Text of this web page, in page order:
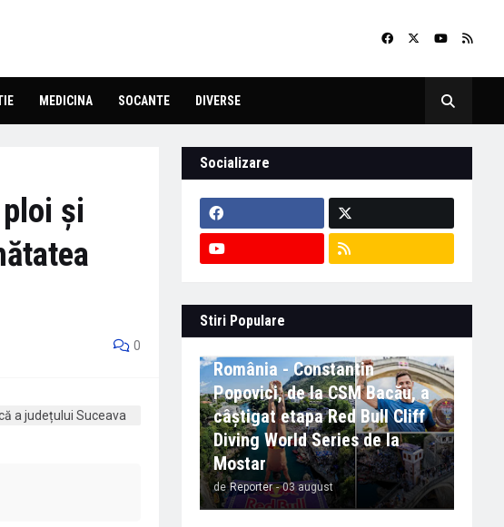
MEDICINA SOCANTE DIVERSE
și
0
Socializare
Stiri Populare
România - Constantin
Popovici, de la CSM Bacău, a
câștigat etapa Red Bull Cliff
Diving World Series de la
Mostar
de Reporter - 03 august